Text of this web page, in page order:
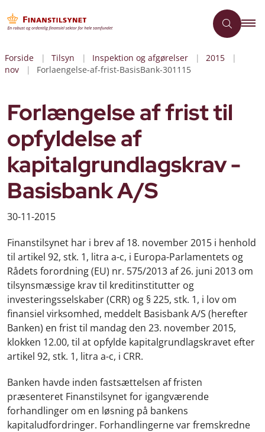
Forside Tilsyn Inspektion og afgørelser
2015
nov
Forlaengelse-af-frist-BasisBank-301115
Forlængelse af frist til
opfyldelse af
kapitalgrundlagskrav -
Basisbank A/S
30-11-2015
Finanstilsynet har i brev af 18. november 2015 i henhold
til artikel 92, stk. 1, litra a-c, i Europa-Parlamentets og
Rådets forordning (EU) nr. 575/2013 af 26. juni 2013 om
tilsynsmæssige krav til kreditinstitutter og
investeringsselskaber (CRR) og § 225, stk. 1, i lov om
finansiel virksomhed, meddelt Basisbank A/S (herefter
Banken) en frist til mandag den 23. november 2015,
klokken 12.00, til at opfylde kapitalgrundlagskravet efter
artikel 92, stk. 1, litra a-c, i CRR.
Banken havde inden fastsættelsen af fristen
præsenteret Finanstilsynet for igangværende
forhandlinger om en løsning på bankens
kapitaludfordringer. Forhandlingerne var fremskredne